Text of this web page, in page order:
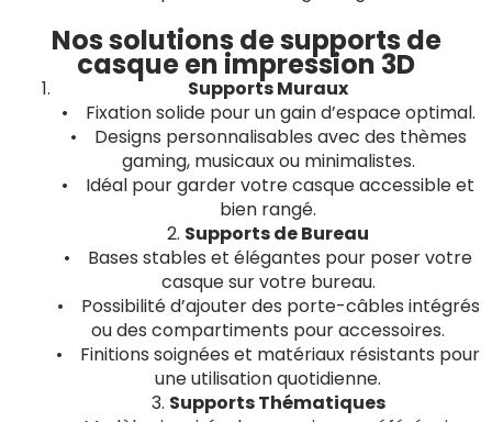
Nos solutions de supports de
casque en impression 3D
Supports Muraux
• Fixation solide pour un gain d’espace optimal.
• Designs personnalisables avec des thèmes
gaming, musicaux ou minimalistes.
• Idéal pour garder votre casque accessible et
bien rangé.
2. Supports de Bureau
• Bases stables et élégantes pour poser votre
casque sur votre bureau.
• Possibilité d’ajouter des porte-câbles intégrés
ou des compartiments pour accessoires.
• Finitions soignées et matériaux résistants pour
une utilisation quotidienne.
3. Supports Thématiques